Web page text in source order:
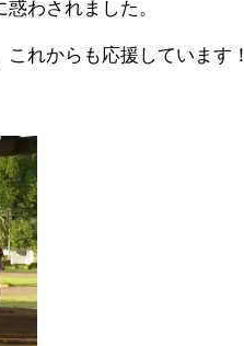
わされました。
れからも応援しています！